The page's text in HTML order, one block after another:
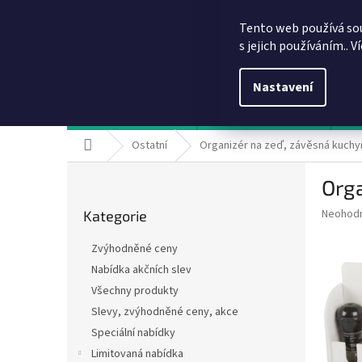
Tento web používá
s jejich používáním..
Nastavení
Domů Ostatní Organizér na zeď, závěsná
kategorie
Kategorie
Zvýhodněné ceny
Nabídka akčních slev
Všechny produkty
Slevy, zvýhodněné ceny, akce
Speciální nabídky
Limitovaná nabídka
5